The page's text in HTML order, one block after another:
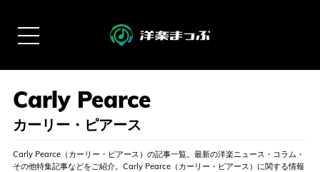
カーリー・ピアース
Carly Pearce（カーリー・ピアース）の記事一覧。最新の洋楽ニュース・コラム・
その他特集記事などをご紹介。Carly Pearce（カーリー・ピアース）に関する情報